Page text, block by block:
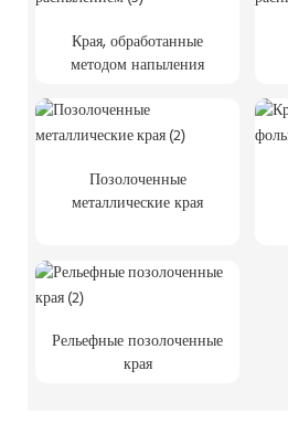
Края, обработанные
методом напыления
Позолоченные
металлические края
Рельефные позолоченные
края